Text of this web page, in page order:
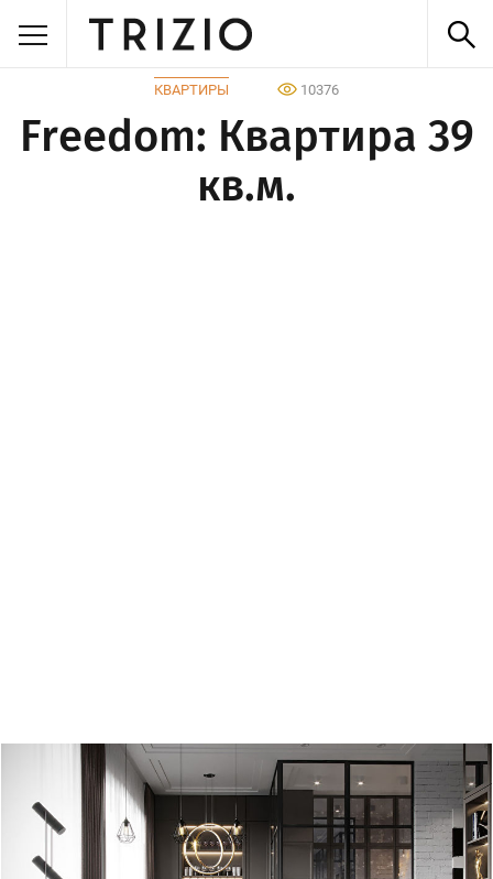
КВАРТИРЫ 10376
Freedom: Квартира 39
кв.м.